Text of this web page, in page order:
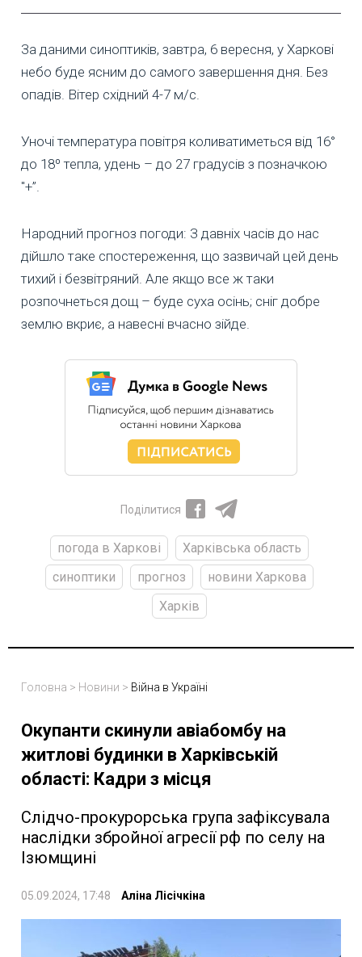
За даними синоптиків, завтра, 6 вересня, у Харкові
небо буде ясним до самого завершення дня. Без
опадів. Вітер східний 4-7 м/с.
Уночі температура повітря коливатиметься від 16°
до 18º тепла, удень – до 27 градусів з позначкою
"+”.
Народний прогноз погоди: З давніх часів до нас
дійшло таке спостереження, що зазвичай цей день
тихий і безвітряний. Але якщо все ж таки
розпочнеться дощ – буде суха осінь; сніг добре
землю вкриє, а навесні вчасно зійде.
Поділитися
погода в Харкові
Харківська область
синоптики
прогноз
новини Харкова
Харків
Головна > Новини > Війна в Україні
Окупанти скинули авіабомбу на
житлові будинки в Харківській
області: Кадри з місця
Слідчо-прокурорська група зафіксувала
наслідки збройної агресії рф по селу на
Ізюмщині
05.09.2024, 17:48 Аліна Лісічкіна